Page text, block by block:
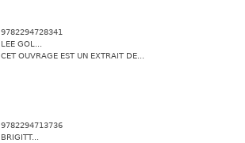
9782294728341
LEE GOL...
CET OUVRAGE EST UN EXTRAIT DE...
9782294713736
BRIGITT...